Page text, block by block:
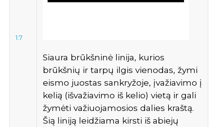
1.7
Siaura brūkšninė linija, kurios
brūkšnių ir tarpų ilgis vienodas, žymi
eismo juostas sankryžoje, įvažiavimo į
kelią (išvažiavimo iš kelio) vietą ir gali
žymėti važiuojamosios dalies kraštą.
Šią liniją leidžiama kirsti iš abiejų